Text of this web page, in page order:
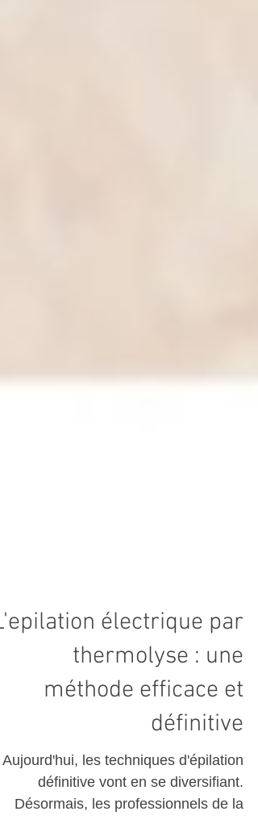
électrique par
thermolyse : une
méthode efficace et
définitive
Aujourd'hui, les techniques d'épilation